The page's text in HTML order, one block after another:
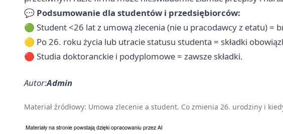
💬 Podsumowanie dla studentów i przedsiębiorców:
🟢 Student <26 lat z umową zlecenia (nie u pracodawcy z etatu) =
🟡 Po 26. roku życia lub utracie statusu studenta = składki
🔴 Studia doktoranckie i podyplomowe = zawsze składki.
Autor:Admin
Materiał źródłowy: Umowa zlecenie a student. Co zmienia 26. urodziny i